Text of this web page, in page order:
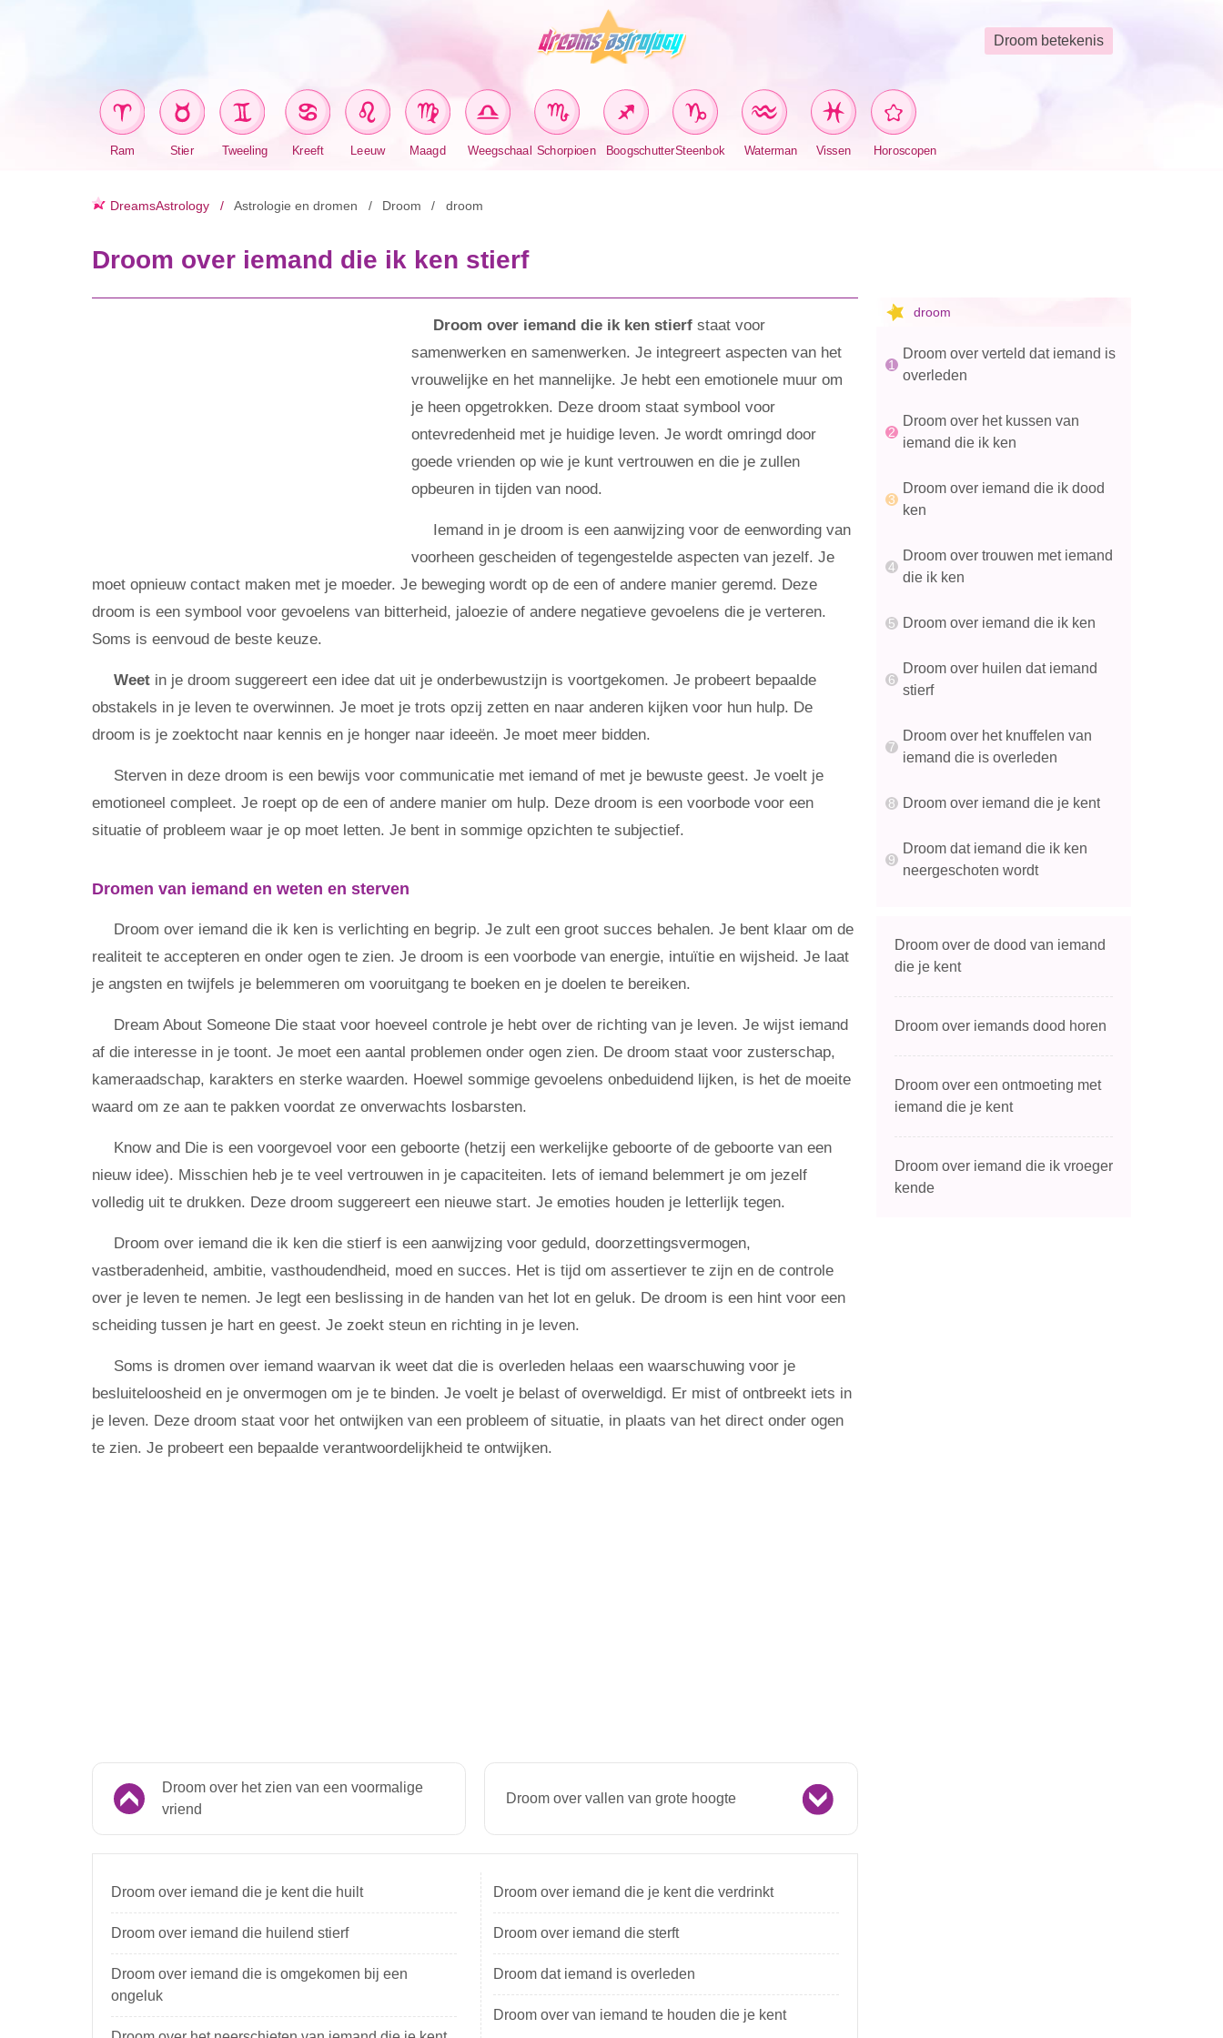
Droom betekenis
Ram Stier Tweeling Kreeft Leeuw Maagd Weegschaal Schorpioen BoogschutterSteenbok Waterman Vissen Horoscopen
DreamsAstrology Astrologie en dromen Droom droom
Droom over iemand die ik ken stierf
Droom over iemand die ik ken stierfstaat voor
samenwerken en samenwerken. Je integreert aspecten van het
vrouwelijke en het mannelijke. Je hebt een emotionele muur om
je heen opgetrokken. Deze droom staat symbool voor
ontevredenheid met je huidige leven. Je wordt omringd door
goede vrienden op wie je kunt vertrouwen en die je zullen
opbeuren in tijden van nood.
Iemand in je droom is een aanwijzing voor de eenwording van
voorheen gescheiden of tegengestelde aspecten van jezelf. Je
moet opnieuw contact maken met je moeder. Je beweging wordt op de een of andere manier geremd. Deze
droom is een symbool voor gevoelens van bitterheid, jaloezie of andere negatieve gevoelens die je verteren.
Soms is eenvoud de beste keuze.
Weetin je droom suggereert een idee dat uit je onderbewustzijn is voortgekomen. Je probeert bepaalde
obstakels in je leven te overwinnen. Je moet je trots opzij zetten en naar anderen kijken voor hun hulp. De
droom is je zoektocht naar kennis en je honger naar ideeën. Je moet meer bidden.
Sterven in deze droom is een bewijs voor communicatie met iemand of met je bewuste geest. Je voelt je
emotioneel compleet. Je roept op de een of andere manier om hulp. Deze droom is een voorbode voor een
situatie of probleem waar je op moet letten. Je bent in sommige opzichten te subjectief.
Dromen van iemand en weten en sterven
Droom over iemand die ik ken is verlichting en begrip. Je zult een groot succes behalen. Je bent klaar om de
realiteit te accepteren en onder ogen te zien. Je droom is een voorbode van energie, intuïtie en wijsheid. Je laat
je angsten en twijfels je belemmeren om vooruitgang te boeken en je doelen te bereiken.
Dream About Someone Die staat voor hoeveel controle je hebt over de richting van je leven. Je wijst iemand
af die interesse in je toont. Je moet een aantal problemen onder ogen zien. De droom staat voor zusterschap,
kameraadschap, karakters en sterke waarden. Hoewel sommige gevoelens onbeduidend lijken, is het de moeite
waard om ze aan te pakken voordat ze onverwachts losbarsten.
Know and Die is een voorgevoel voor een geboorte (hetzij een werkelijke geboorte of de geboorte van een
nieuw idee). Misschien heb je te veel vertrouwen in je capaciteiten. Iets of iemand belemmert je om jezelf
volledig uit te drukken. Deze droom suggereert een nieuwe start. Je emoties houden je letterlijk tegen.
Droom over iemand die ik ken die stierf is een aanwijzing voor geduld, doorzettingsvermogen,
vastberadenheid, ambitie, vasthoudendheid, moed en succes. Het is tijd om assertiever te zijn en de controle
over je leven te nemen. Je legt een beslissing in de handen van het lot en geluk. De droom is een hint voor een
scheiding tussen je hart en geest. Je zoekt steun en richting in je leven.
Soms is dromen over iemand waarvan ik weet dat die is overleden helaas een waarschuwing voor je
besluiteloosheid en je onvermogen om je te binden. Je voelt je belast of overweldigd. Er mist of ontbreekt iets in
je leven. Deze droom staat voor het ontwijken van een probleem of situatie, in plaats van het direct onder ogen
te zien. Je probeert een bepaalde verantwoordelijkheid te ontwijken.
Droom over het zien van een voormalige
vriend
Droom over vallen van grote hoogte
Droom over iemand die je kent die huilt
Droom over iemand die huilend stierf
Droom over iemand die is omgekomen bij een
ongeluk
Droom over iemand die je kent die verdrinkt
Droom over iemand die sterft
Droom dat iemand is overleden
Droom over van iemand te houden die je kent
droom
Droom over verteld dat iemand is
overleden
Droom over het kussen van
iemand die ik ken
Droom over iemand die ik dood
ken
Droom over trouwen met iemand
die ik ken
Droom over iemand die ik ken
Droom over huilen dat iemand
stierf
Droom over het knuffelen van
iemand die is overleden
Droom over iemand die je kent
Droom dat iemand die ik ken
neergeschoten wordt
Droom over de dood van iemand
die je kent
Droom over iemands dood horen
Droom over een ontmoeting met
iemand die je kent
Droom over iemand die ik vroeger
kende